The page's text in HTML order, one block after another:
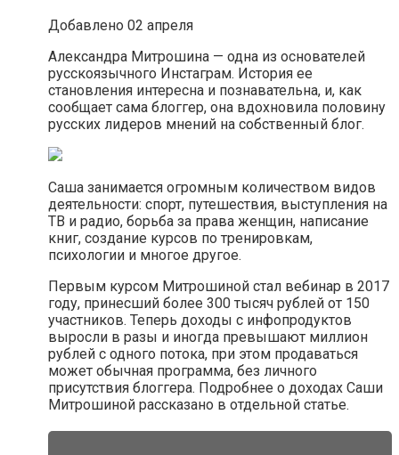
Добавлено 02 апреля
Александра Митрошина — одна из основателей
русскоязычного Инстаграм. История ее
становления интересна и познавательна, и, как
сообщает сама блоггер, она вдохновила половину
русских лидеров мнений на собственный блог.
Саша занимается огромным количеством видов
деятельности: спорт, путешествия, выступления на
ТВ и радио, борьба за права женщин, написание
книг, создание курсов по тренировкам,
психологии и многое другое.
Первым курсом Митрошиной стал вебинар в 2017
году, принесший более 300 тысяч рублей от 150
участников. Теперь доходы с инфопродуктов
выросли в разы и иногда превышают миллион
рублей с одного потока, при этом продаваться
может обычная программа, без личного
присутствия блоггера. Подробнее о доходах Саши
Митрошиной рассказано в отдельной статье.